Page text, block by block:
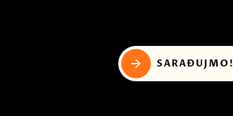
SARAĐUJMO!